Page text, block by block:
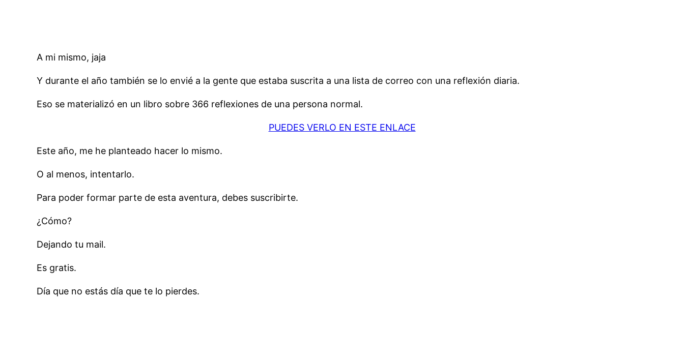
A mi mismo, jaja
Y durante el año también se lo envié a la gente que estaba suscrita a una lista de correo con una reflexión diaria.
Eso se materializó en un libro sobre 366 reflexiones de una persona normal.
PUEDES VERLO EN ESTE ENLACE
Este año, me he planteado hacer lo mismo.
O al menos, intentarlo.
Para poder formar parte de esta aventura, debes suscribirte.
¿Cómo?
Dejando tu mail.
Es gratis.
Día que no estás día que te lo pierdes.